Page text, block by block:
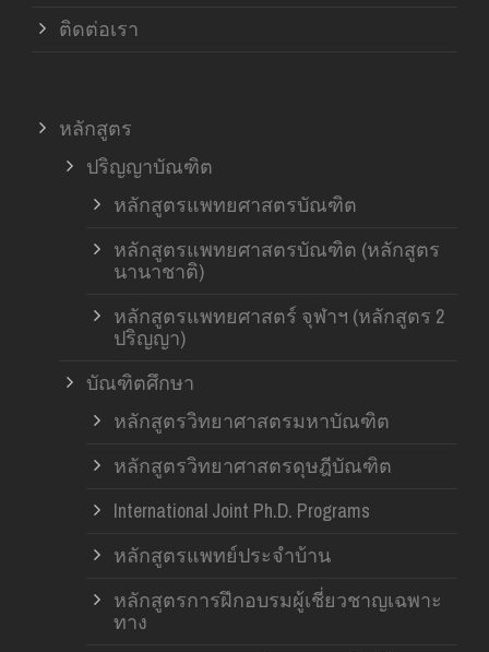
ติดต่อเรา
หลักสูตร
ปริญญาบัณฑิต
หลักสูตรแพทยศาสตรบัณฑิต
หลักสูตรแพทยศาสตรบัณฑิต (หลักสูตร
นานาชาติ)
หลักสูตรแพทยศาสตร์ จุฬาฯ (หลักสูตร 2
ปริญญา)
บัณฑิตศึกษา
หลักสูตรวิทยาศาสตรมหาบัณฑิต
หลักสูตรวิทยาศาสตรดุษฎีบัณฑิต
International Joint Ph.D. Programs
หลักสูตรแพทย์ประจำบ้าน
หลักสูตรการฝึกอบรมผู้เชี่ยวชาญเฉพาะ
ทาง